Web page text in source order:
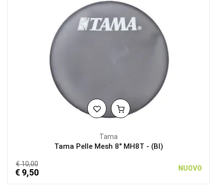
Tama
Tama Pelle Mesh 8″ MH8T - (BI)
€ 10,00
€ 9,50 NUOVO